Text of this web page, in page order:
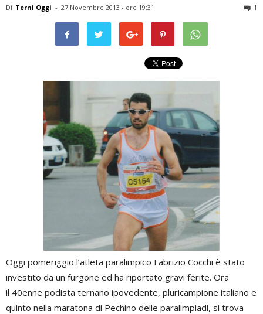
Di Terni Oggi - 27 Novembre 2013 - ore 19:31 1
Oggi pomeriggio l’atleta paralimpico Fabrizio Cocchi è stato
investito da un furgone ed ha riportato gravi ferite. Ora
il 40enne podista ternano ipovedente, pluricampione italiano e
quinto nella maratona di Pechino delle paralimpiadi, si trova